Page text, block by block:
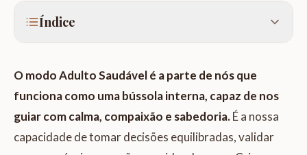
Índice
O modo Adulto Saudável é a parte de nós que
funciona como uma bússola interna, capaz de nos
guiar com calma, compaixão e sabedoria.É a nossa
capacidade de tomar decisões equilibradas, validar